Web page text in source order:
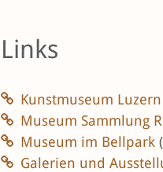
Links
Kunstmuseum Luzern
Museum Sammlung
Museum im Bellpark
Galerien und